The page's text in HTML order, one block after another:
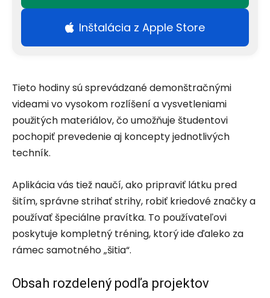
Inštalácia z Apple Store
Tieto hodiny sú sprevádzané demonštračnými
videami vo vysokom rozlíšení a vysvetleniami
použitých materiálov, čo umožňuje študentovi
pochopiť prevedenie aj koncepty jednotlivých
techník.
Aplikácia vás tiež naučí, ako pripraviť látku pred
šitím, správne strihať strihy, robiť kriedové značky a
používať špeciálne pravítka. To používateľovi
poskytuje kompletný tréning, ktorý ide ďaleko za
rámec samotného „šitia“.
Obsah rozdelený podľa projektov